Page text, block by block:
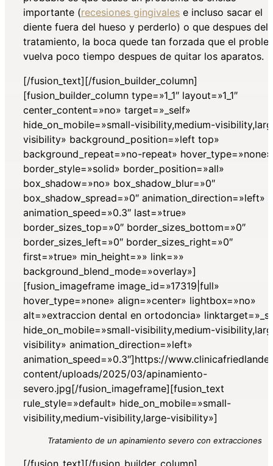
importante (recesiones gingivales e incluso sacar el
diente fuera del hueso y perderlo) o que despues del
tratamiento, la boca quede tan forzada que el
vuelva poco tiempo despues de quitar los aparatos.
[/fusion_text][/fusion_builder_column]
[fusion_builder_column type=»1_1″ layout=»1_1″
center_content=»no» target=»_self»
hide_on_mobile=»small-visibility,medium-
visibility» background_position=»left top»
background_repeat=»no-repeat» hover_type=»none»
border_style=»solid» border_position=»all»
box_shadow=»no» box_shadow_blur=»0″
box_shadow_spread=»0″ animation_direction=»left»
animation_speed=»0.3″ last=»true»
border_sizes_top=»0″ border_sizes_bottom=»0″
border_sizes_left=»0″ border_sizes_right=»0″
first=»true» min_height=»» link=»»
background_blend_mode=»overlay»]
[fusion_imageframe image_id=»17319|full»
hover_type=»none» align=»center» lightbox=»no»
alt=»extraccion dental en ortodoncia»
hide_on_mobile=»small-visibility,medium-
visibility» animation_direction=»left»
animation_speed=»0.3″]https://
content/uploads/2025/03/apinamiento-
severo.jpg[/fusion_imageframe][fusion_text
rule_style=»default» hide_on_mobile=»small-
visibility,medium-visibility,large-visibility»]
Tratamiento de un apinamiento severo con extracciones